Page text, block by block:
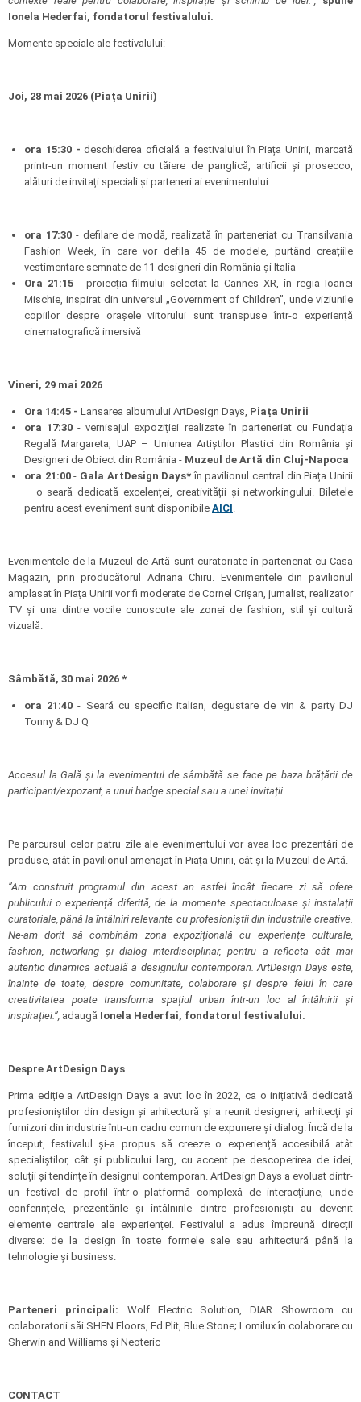
Ionela Hederfai, fondatorul festivalului.
Momente speciale ale festivalului:
Joi, 28 mai 2026 (Piața Unirii)
ora 15:30 -deschiderea oficială a festivalului în Piața Unirii, marcată
printr-un moment festiv cu tăiere de panglică, artificii și prosecco,
alături de invitați speciali și parteneri ai evenimentului
ora 17:30 - defilare de modă, realizată în parteneriat cu Transilvania
Fashion Week, în care vor defila 45 de modele, purtând creațiile
vestimentare semnate de 11 designeri din România și Italia
Ora 21:15- proiecția filmului selectat la Cannes XR, în regia Ioanei
Mischie, inspirat din universul „Government of Children”, unde viziunile
copiilor despre orașele viitorului sunt transpuse într-o experiență
cinematografică imersivă
Vineri, 29 mai 2026
Ora 14:45 - Lansarea albumului ArtDesign Days, Piața Unirii
ora 17:30 - vernisajul expoziției realizate în parteneriat cu Fundația
Regală Margareta, UAP – Uniunea Artiștilor Plastici din România și
Designeri de Obiect din România - Muzeul de Artă din Cluj-Napoca
ora 21:00- Gala ArtDesign Days*în pavilionul central din Piața Unirii
– o seară dedicată excelenței, creativității și networkingului. Biletele
pentru acest eveniment sunt disponibile AICI.
Evenimentele de la Muzeul de Artă sunt curatoriate în parteneriat cu Casa
Magazin, prin producătorul Adriana Chiru. Evenimentele din pavilionul
amplasat în Piața Unirii vor fi moderate de Cornel Crișan, jurnalist, realizator
TV și una dintre vocile cunoscute ale zonei de fashion, stil și cultură
vizuală.
Sâmbătă, 30 mai 2026 *
ora 21:40 - Seară cu specific italian, degustare de vin & party DJ
Tonny & DJ Q
Accesul la Gală și la evenimentul de sâmbătă se face pe baza brățării de
participant/expozant, a unui badge special sau a unei invitații.
Pe parcursul celor patru zile ale evenimentului vor avea loc prezentări de
produse, atât în pavilionul amenajat în Piața Unirii, cât și la Muzeul de Artă.
”Am construit programul din acest an astfel încât fiecare zi să ofere
publicului o experiență diferită, de la momente spectaculoase și instalații
curatoriale, până la întâlniri relevante cu profesioniștii din industriile creative.
Ne-am dorit să combinăm zona expozițională cu experiențe culturale,
fashion, networking și dialog interdisciplinar, pentru a reflecta cât mai
autentic dinamica actuală a designului contemporan. ArtDesign Days este,
înainte de toate, despre comunitate, colaborare și despre felul în care
creativitatea poate transforma spațiul urban într-un loc al întâlnirii și
inspirației.”, adaugă Ionela Hederfai, fondatorul festivalului.
Despre ArtDesign Days
Prima ediție a ArtDesign Days a avut loc în 2022, ca o inițiativă dedicată
profesioniștilor din design și arhitectură și a reunit designeri, arhitecți și
furnizori din industrie într-un cadru comun de expunere și dialog. Încă de la
început, festivalul și-a propus să creeze o experiență accesibilă atât
specialiștilor, cât și publicului larg, cu accent pe descoperirea de idei,
soluții și tendințe în designul contemporan. ArtDesign Days a evoluat dintr-
un festival de profil într-o platformă complexă de interacțiune, unde
conferințele, prezentările și întâlnirile dintre profesioniști au devenit
elemente centrale ale experienței. Festivalul a adus împreună direcții
diverse: de la design în toate formele sale sau arhitectură până la
tehnologie și business.
Parteneri principali: Wolf Electric Solution, DIAR Showroom cu
colaboratorii săi SHEN Floors, Ed Plit, Blue Stone; Lomilux în colaborare cu
Sherwin and Williams și Neoteric
CONTACT